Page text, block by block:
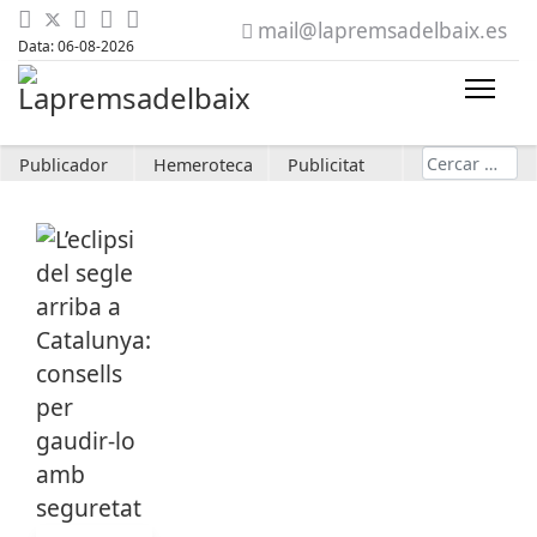
Data: 06-08-2026
mail@lapremsadelbaix.es
Publicador Hemeroteca Publicitat Cerca